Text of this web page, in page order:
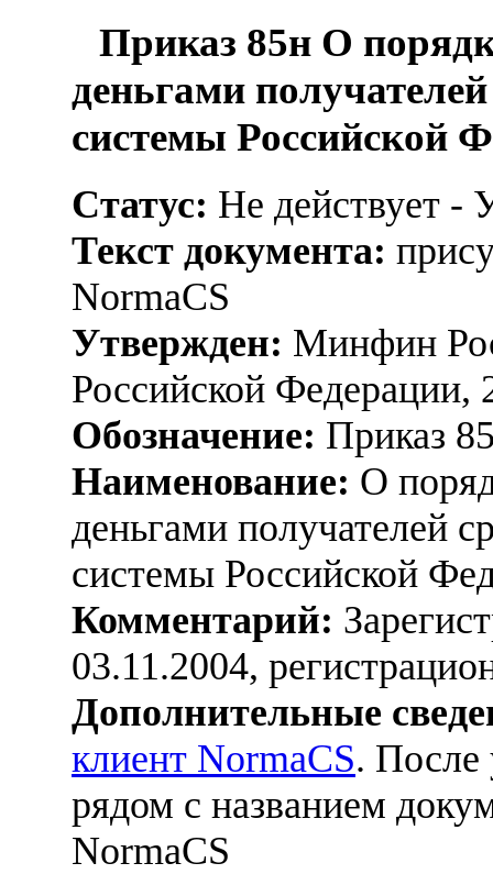
Приказ 85н О
деньгами
системы Российской
Статус: Не действует -
Текст документа:
NormaCS
Утвержден: Минфин
Российской Федерации,
Обозначение: Приказ
Наименование: О
деньгами получателей
системы Российской
Комментарий:
03.11.2004,
Дополнительные
клиент NormaCS. После
рядом с названием
NormaCS